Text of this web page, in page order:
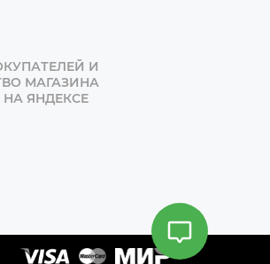
И
МАГАЗИНА
ЯНДЕКСЕ